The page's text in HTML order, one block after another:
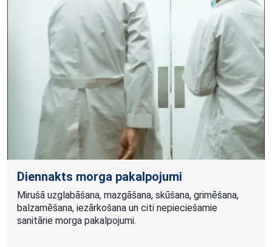
Diennakts morga pakalpojumi
Mirušā uzglabāšana, mazgāšana, skūšana, grimēšana,
balzamēšana, iezārkošana un citi nepieciešamie
sanitārie morga pakalpojumi.